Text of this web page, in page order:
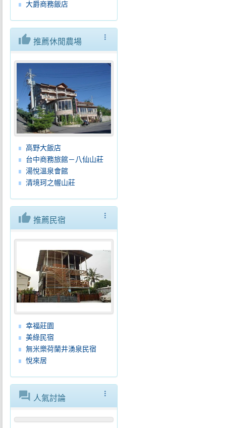
大爵商務飯店
more_vert
thumb_up 推薦休閒農場
高野大飯店
台中商務旅館－八仙山莊
湯悅溫泉會館
清境珂之幄山莊
more_vert
thumb_up 推薦民宿
幸福莊園
美綠民宿
無米樂荷蘭井湧泉民宿
悅來居
more_vert
forum 人氣討論